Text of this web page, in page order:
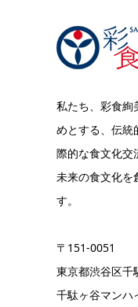
私たち、彩食絢
めとする、伝統
際的な食文化交
未来の食文化を
す。
〒151-0051
東京都渋谷区千
千駄ヶ谷マンハ